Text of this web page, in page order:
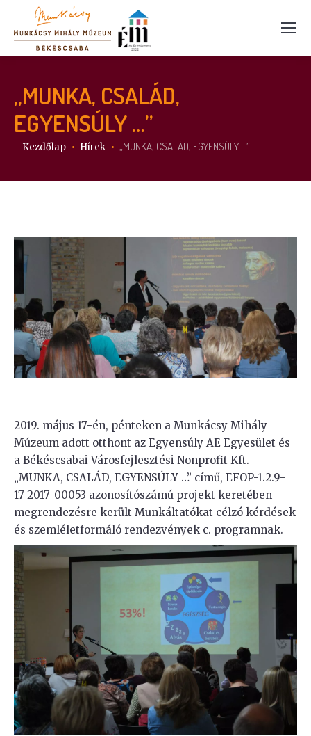
„MUNKA, CSALÁD,
EGYENSÚLY …”
Itt vagy:
Kezdőlap Hírek „MUNKA, CSALÁD, EGYENSÚLY …”
2019. május 17-én, pénteken a Munkácsy Mihály
Múzeum adott otthont az Egyensúly AE Egyesület és
a Békéscsabai Városfejlesztési Nonprofit Kft.
„MUNKA, CSALÁD, EGYENSÚLY …” című, EFOP-1.2.9-
17-2017-00053 azonosítószámú projekt keretében
megrendezésre került Munkáltatókat célzó kérdések
és szemléletformáló rendezvények c. programnak.